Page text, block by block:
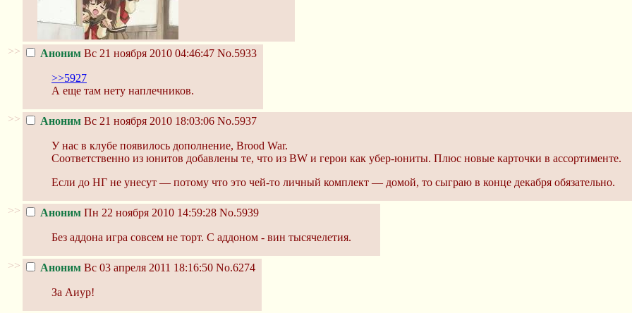
>> Аноним Вс 21 ноября 2010 04:46:47 No.5933
>>5927
А еще там нету наплечников.
>> Аноним Вс 21 ноября 2010 18:03:06 No.5937
У нас в клубе появилось дополнение, Brood War.
Соответственно из юнитов добавлены те, что из BW и герои как убер-юниты. Плюс новые карточки в ассортименте.
Если до НГ не унесут — потому что это чей-то личный комплект — домой, то сыграю в конце декабря обязательно.
>> Аноним Пн 22 ноября 2010 14:59:28 No.5939
Без аддона игра совсем не торт. С аддоном - вин тысячелетия.
>> Аноним Вс 03 апреля 2011 18:16:50 No.6274
За Аиур!